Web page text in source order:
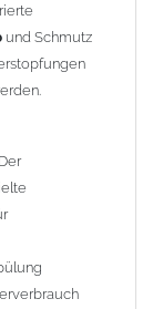
von
gesenkt
Produkt spart
vereint, was
Raum
einen
und Schmutz
Der